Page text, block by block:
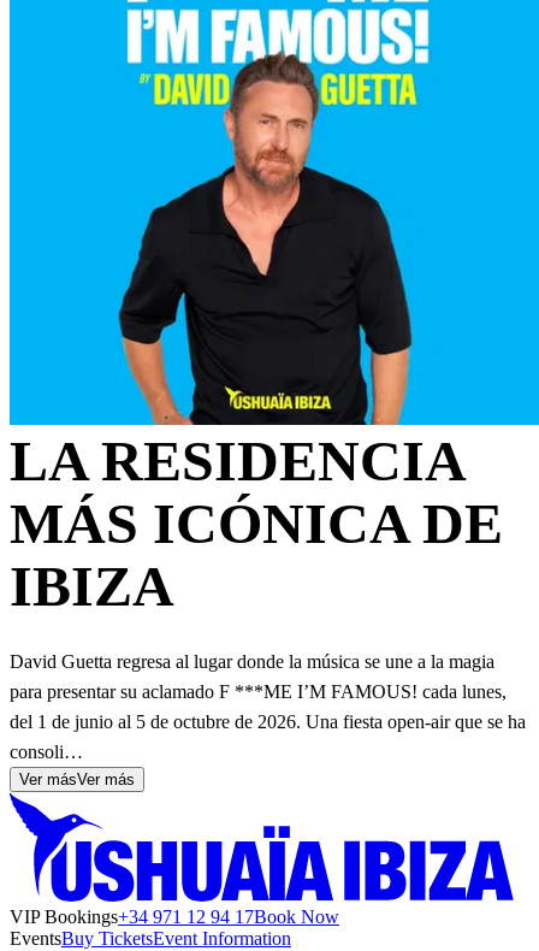
LA RESIDENCIA
MÁS ICÓNICA DE
IBIZA
David Guetta regresa al lugar donde la música se une a la magia
para presentar su aclamado F ***ME I’M FAMOUS! cada lunes,
del 1 de junio al 5 de octubre de 2026. Una fiesta open-air que se ha
consoli…
Ver másVer más
VIP Bookings+34 971 12 94 17Book Now
EventsBuy TicketsEvent Information